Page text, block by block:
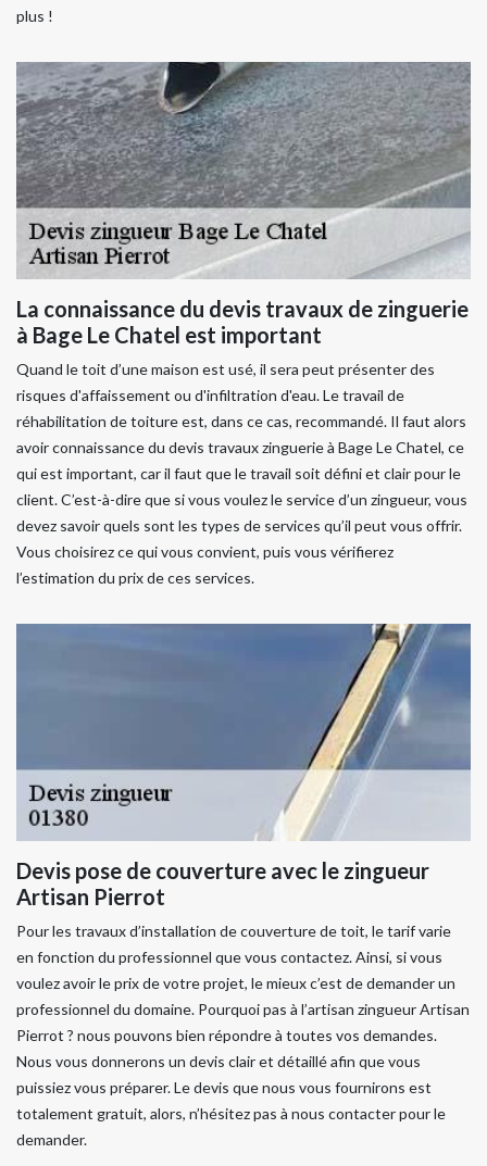
plus !
La connaissance du devis travaux de zinguerie
à Bage Le Chatel est important
Quand le toit d’une maison est usé, il sera peut présenter des
risques d'affaissement ou d'infiltration d'eau. Le travail de
réhabilitation de toiture est, dans ce cas, recommandé. Il faut alors
avoir connaissance du devis travaux zinguerie à Bage Le Chatel, ce
qui est important, car il faut que le travail soit défini et clair pour le
client. C’est-à-dire que si vous voulez le service d’un zingueur, vous
devez savoir quels sont les types de services qu’il peut vous offrir.
Vous choisirez ce qui vous convient, puis vous vérifierez
l’estimation du prix de ces services.
Devis pose de couverture avec le zingueur
Artisan Pierrot
Pour les travaux d’installation de couverture de toit, le tarif varie
en fonction du professionnel que vous contactez. Ainsi, si vous
voulez avoir le prix de votre projet, le mieux c’est de demander un
professionnel du domaine. Pourquoi pas à l’artisan zingueur Artisan
Pierrot ? nous pouvons bien répondre à toutes vos demandes.
Nous vous donnerons un devis clair et détaillé afin que vous
puissiez vous préparer. Le devis que nous vous fournirons est
totalement gratuit, alors, n’hésitez pas à nous contacter pour le
demander.